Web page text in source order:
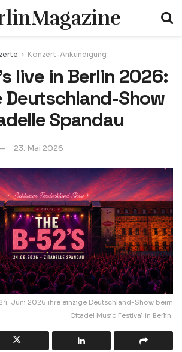
Konzert-Ankündigung
live in Berlin 2026:
Deutschland-Show
Spandau
23. Mai 2026
Juni 2026 ihre einzige Deutschland-Show beim
Citadel Music Festival in Berlin.